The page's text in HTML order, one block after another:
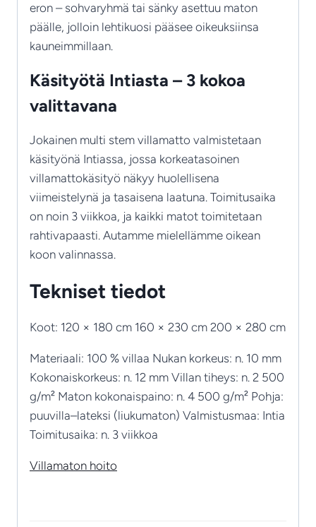
eron – sohvaryhmä tai sänky asettuu maton
päälle, jolloin lehtikuosi pääsee oikeuksiinsa
kauneimmillaan.
Käsityötä Intiasta – 3 kokoa
valittavana
Jokainen multi stem villamatto valmistetaan
käsityönä Intiassa, jossa korkeatasoinen
villamattokäsityö näkyy huolellisena
viimeistelynä ja tasaisena laatuna. Toimitusaika
on noin 3 viikkoa, ja kaikki matot toimitetaan
rahtivapaasti. Autamme mielellämme oikean
koon valinnassa.
Tekniset tiedot
Koot: 120 × 180 cm 160 × 230 cm 200 × 280 cm
Materiaali: 100 % villaa Nukan korkeus: n. 10 mm
Kokonaiskorkeus: n. 12 mm Villan tiheys: n. 2 500
g/m² Maton kokonaispaino: n. 4 500 g/m² Pohja:
puuvilla–lateksi (liukumaton) Valmistusmaa: Intia
Toimitusaika: n. 3 viikkoa
Villamaton hoito